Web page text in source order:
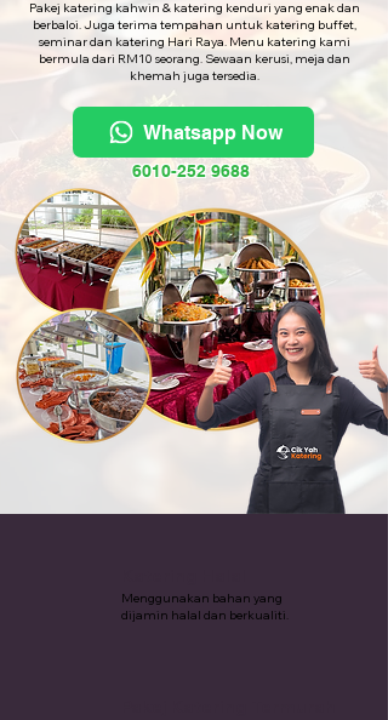
Pakej katering kahwin & katering kenduri yang enak dan
berbaloi. Juga terima tempahan untuk katering buffet,
seminar dan katering Hari Raya. Menu katering kami
bermula dari RM10 seorang. Sewaan kerusi, meja dan
khemah juga tersedia.
Whatsapp Now
6010-252 9688
Menggunakan bahan yang
dijamin halal dan berkualiti.